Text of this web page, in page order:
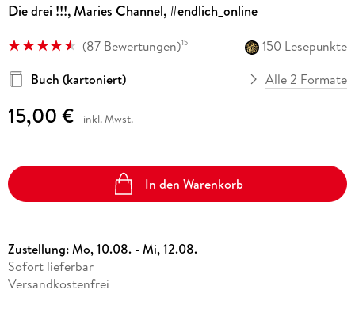
Die drei !!!, Maries Channel, #endlich_online
(87 Bewertungen)15
150 Lesepunkte
Buch (kartoniert)
Alle 2 Formate
15,00 € inkl. Mwst.
In den Warenkorb
Zustellung:Mo, 10.08. - Mi, 12.08.
Sofort lieferbar
Versandkostenfrei